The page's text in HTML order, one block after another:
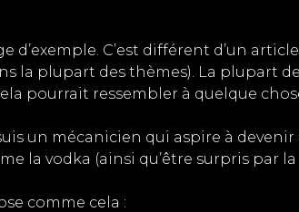
d’exemple. C’est différent d’un
la plupart des thèmes). La plupart
pourrait ressembler à quelque
un mécanicien qui aspire à
la vodka (ainsi qu’être surpris
comme cela :